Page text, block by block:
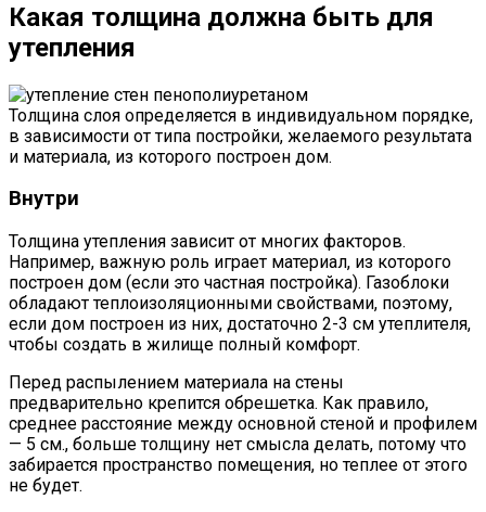
Какая толщина должна быть для
утепления
Толщина слоя определяется в индивидуальном порядке,
в зависимости от типа постройки, желаемого результата
и материала, из которого построен дом.
Внутри
Толщина утепления зависит от многих факторов.
Например, важную роль играет материал, из которого
построен дом (если это частная постройка). Газоблоки
обладают теплоизоляционными свойствами, поэтому,
если дом построен из них, достаточно 2-3 см утеплителя,
чтобы создать в жилище полный комфорт.
Перед распылением материала на стены
предварительно крепится обрешетка. Как правило,
среднее расстояние между основной стеной и профилем
— 5 см., больше толщину нет смысла делать, потому что
забирается пространство помещения, но теплее от этого
не будет.